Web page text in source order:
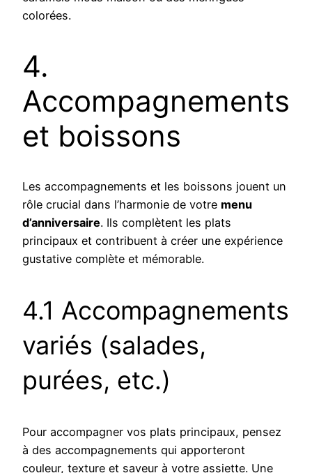
colorées.
4.
Accompagnements
et boissons
Les accompagnements et les boissons jouent un
rôle crucial dans l’harmonie de votre menu
d’anniversaire. Ils complètent les plats
principaux et contribuent à créer une expérience
gustative complète et mémorable.
4.1 Accompagnements
variés (salades,
purées, etc.)
Pour accompagner vos plats principaux, pensez
à des accompagnements qui apporteront
couleur, texture et saveur à votre assiette. Une